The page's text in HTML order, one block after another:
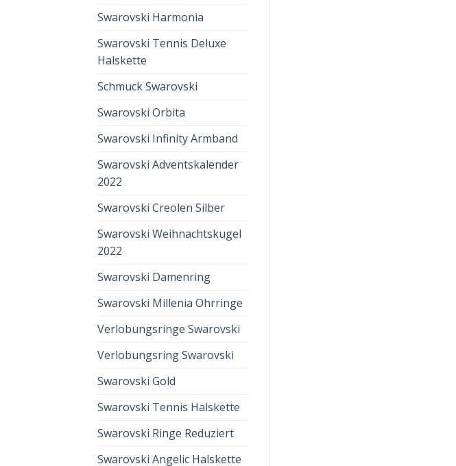
Swarovski Harmonia
Swarovski Tennis Deluxe
Halskette
Schmuck Swarovski
Swarovski Orbita
Swarovski Infinity Armband
Swarovski Adventskalender
2022
Swarovski Creolen Silber
Swarovski Weihnachtskugel
2022
Swarovski Damenring
Swarovski Millenia Ohrringe
Verlobungsringe Swarovski
Verlobungsring Swarovski
Swarovski Gold
Swarovski Tennis Halskette
Swarovski Ringe Reduziert
Swarovski Angelic Halskette